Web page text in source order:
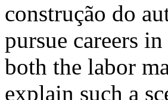
construção do
pursue careers
both the labor
explain such a